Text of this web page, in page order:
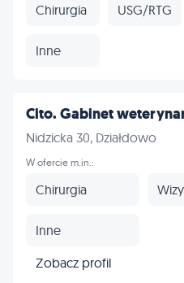
Chirurgia USG/RTG
Inne
Cito. Gabinet
Nidzicka 30, Działdowo
W ofercie m.in.:
Chirurgia
Inne
Zobacz profil